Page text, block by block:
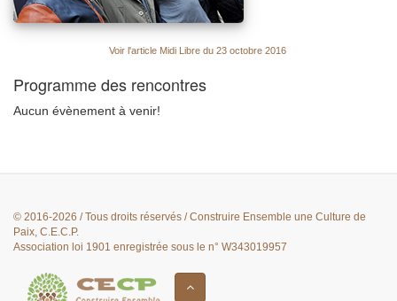
Voir l'article Midi Libre du 23 octobre 2016
Programme des rencontres
Aucun évènement à venir!
© 2016-2026 / Tous droits réservés / Construire Ensemble une Culture de
Paix, C.E.C.P.
Association loi 1901 enregistrée sous le n° W343019957